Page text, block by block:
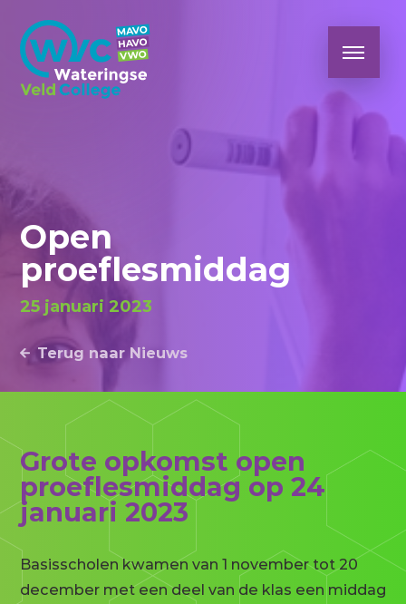
Open
proeflesmiddag
25 januari 2023
Terug naar Nieuws
Grote opkomst open
proeflesmiddag op 24
januari 2023
Basisscholen kwamen van 1 november tot 20
december met een deel van de klas een middag